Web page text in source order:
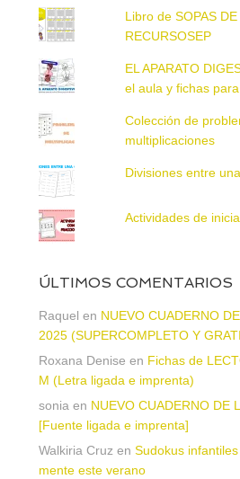
Libro de SOPAS
RECURSOSEP
EL APARATO
el aula y fichas
Colección de
multiplicaciones
Divisiones entre
Actividades de
ÚLTIMOS COMENTARIOS
Raquel en NUEVO CUADERNO
2025 (SUPERCOMPLETO Y
Roxana Denise en Fichas de
M (Letra ligada e imprenta)
sonia en NUEVO CUADERNO DE
[Fuente ligada e imprenta]
Walkiria Cruz en Sudokus
mente este verano